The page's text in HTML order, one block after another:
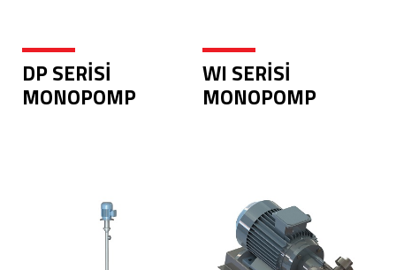
DP SERİSİ
MONOPOMP
WI SERİSİ
MONOPOMP